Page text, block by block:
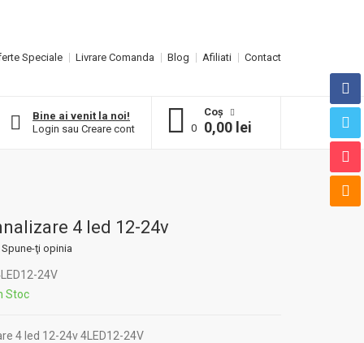
Speciale Livrare Comanda Blog Afiliati Contact
Bine ai venit la noi!
Login sau Creare cont
Coş
0
0,00 lei
4 led 12-24v
Spune-ţi opinia
24V
Stoc
4 led 12-24v 4LED12-24V